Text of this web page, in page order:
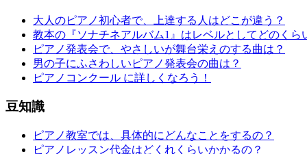
大人のピアノ初心者で、上達する人はどこが違う？
教本の『ソナチネアルバム1』はレベルとしてどのくら
ピアノ発表会で、やさしいが舞台栄えのする曲は？
男の子にふさわしいピアノ発表会の曲は？
ピアノコンクール に詳しくなろう！
豆知識
ピアノ教室では、具体的にどんなことをするの？
ピアノレッスン代金はどくれくらいかかるの？